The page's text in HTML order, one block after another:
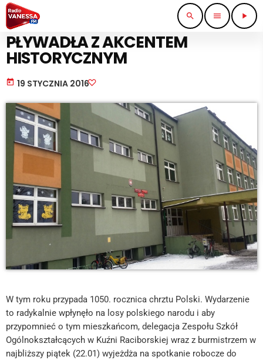
search menu play_arrow
NAUKA I EDUKACJA
PŁYWADŁA Z AKCENTEM
HISTORYCZNYM
today 19 STYCZNIA 2016
W tym roku przypada 1050. rocznica chrztu Polski. Wydarzenie
to radykalnie wpłynęło na losy polskiego narodu i aby
przypomnieć o tym mieszkańcom, delegacja Zespołu Szkół
Ogólnokształcących w Kuźni Raciborskiej wraz z burmistrzem w
najbliższy piątek (22.01) wyjeżdża na spotkanie robocze do